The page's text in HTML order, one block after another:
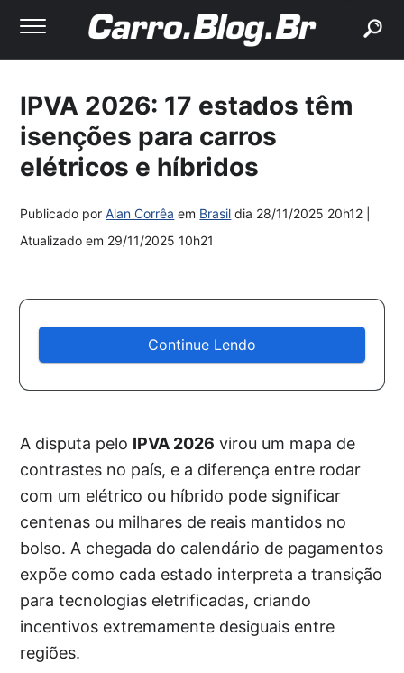
IPVA 2026: 17 estados têm
isenções para carros
elétricos e híbridos
Publicado porAlan Corrêa em Brasil dia 28/11/2025 20h12
Atualizado em 29/11/2025 10h21
Continue Lendo
A disputa pelo IPVA 2026 virou um mapa de
contrastes no país, e a diferença entre rodar
com um elétrico ou híbrido pode significar
centenas ou milhares de reais mantidos no
bolso. A chegada do calendário de pagamentos
expõe como cada estado interpreta a transição
para tecnologias eletrificadas, criando
incentivos extremamente desiguais entre
regiões.